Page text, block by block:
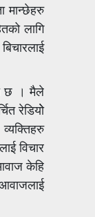
मान्छेहरु
लागि
छ । मैले
रेडियोे
विचार
केहि